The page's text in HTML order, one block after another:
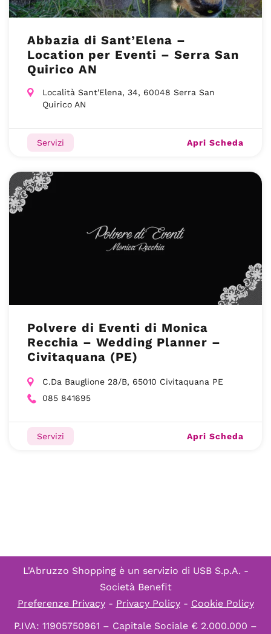
Abbazia di Sant’Elena –
Location per Eventi – Serra San
Quirico AN
Località Sant'Elena, 34, 60048 Serra San
Quirico AN
Servizi Apri Scheda
Polvere di Eventi di Monica
Recchia – Wedding Planner –
Civitaquana (PE)
C.Da Bauglione 28/B, 65010 Civitaquana PE
085 841695
Servizi Apri Scheda
L'Abruzzo Shopping è un servizio di USB S.p.A. -
Società Benefit
Preferenze Privacy- Privacy Policy- Cookie Policy
P.IVA: 11905750961 – Capitale Sociale € 2.000.000 –